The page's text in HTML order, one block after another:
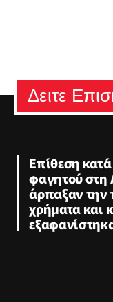
Δειτε
Επίθεση
φαγητού στη
άρπαξαν την
χρήματα και